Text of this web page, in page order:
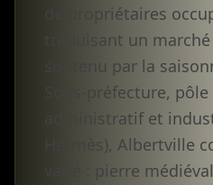
de propriétaires
traduisant un
soutenu par la
Sous-préfecture,
administratif et
Hermès), Albertville
varié : pierre